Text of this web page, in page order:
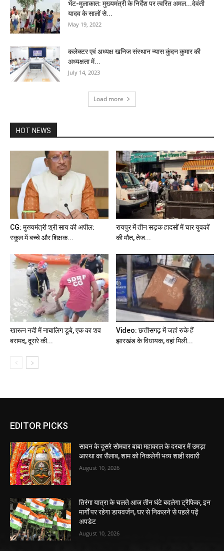
भेंट-मुलाकात: मुख्यमंत्री के निर्देश पर त्वरित अमल...देवंती
यादव के सालों से...
May 19, 2022
कलेक्टर एवं अध्यक्ष खनिज संस्थान न्यास कुंदन कुमार की
अध्यक्षता में...
July 14, 2023
Load more
HOT NEWS
CG: मुख्यमंत्री श्री साय की अपील:
स्कूल में बच्चे और शिक्षक...
रायपुर में तीन सड़क हादसों में चार युवकों
की मौत, तेज...
खारून नदी में नाबालिग डूबे, एक का शव
बरामद, दूसरे की...
Video: छत्तीसगढ़ में जहां रुके हैं
झारखंड के विधायक, वहां मिली...
EDITOR PICKS
सावन के दूसरे सोमवार बाबा महाकाल के दरबार में उमड़ा
आस्था का सैलाब, शाम को निकलेगी भव्य शाही सवारी
August 10, 2026
तिरंगा यात्रा के चलते आज तीन घंटे बदलेगा ट्रैफिक, इन
मार्गों पर रहेगा डायवर्जन, घर से निकलने से पहले पढ़ें
अपडेट
August 10, 2026